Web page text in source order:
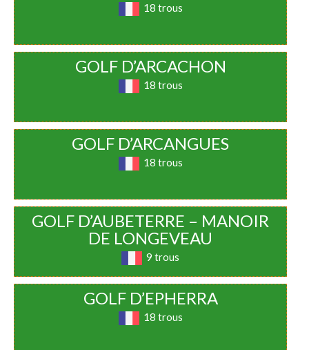
18 trous
GOLF D’ARCACHON
18 trous
GOLF D’ARCANGUES
18 trous
GOLF D’AUBETERRE – MANOIR
DE LONGEVEAU
9 trous
GOLF D’EPHERRA
18 trous